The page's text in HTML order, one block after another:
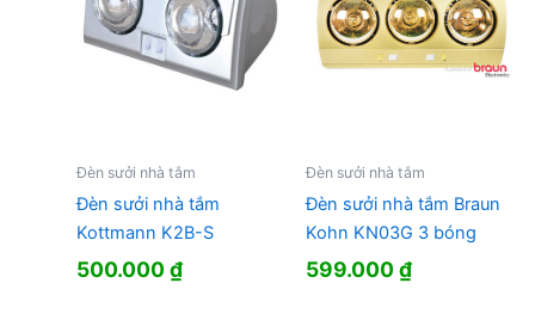
Đèn sưởi nhà tắm
Đèn sưởi nhà tắm
Kottmann K2B-S
500.000₫
Đèn sưởi nhà tắm
Đèn sưởi nhà tắm Braun
Kohn KN03G 3 bóng
599.000₫